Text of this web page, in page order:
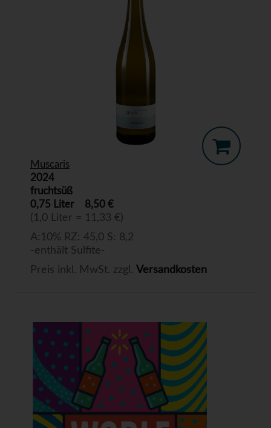
Muscaris
2024
fruchtsüß
0,75 Liter
8,50 €
(1,0 Liter = 11,33 €)
A:10% RZ: 45,0 S: 8,2
-enthält Sulfite-
Preis inkl. MwSt. zzgl. Versandkosten